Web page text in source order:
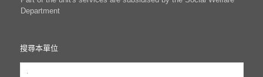
Department
搜尋本單位